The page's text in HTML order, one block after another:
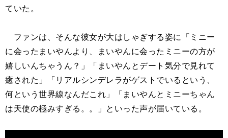
ていた。
ファンは、そんな彼女が大はしゃぎする姿に「ミニー
に会ったまいやんより、まいやんに会ったミニーの方が
嬉しいんちゃうん？」「まいやんとデート気分で見れて
癒された」「リアルシンデレラがゲストでいるという、
何という世界線なんだこれ」「まいやんとミニーちゃん
は天使の極みすぎる。。」といった声が届いている。